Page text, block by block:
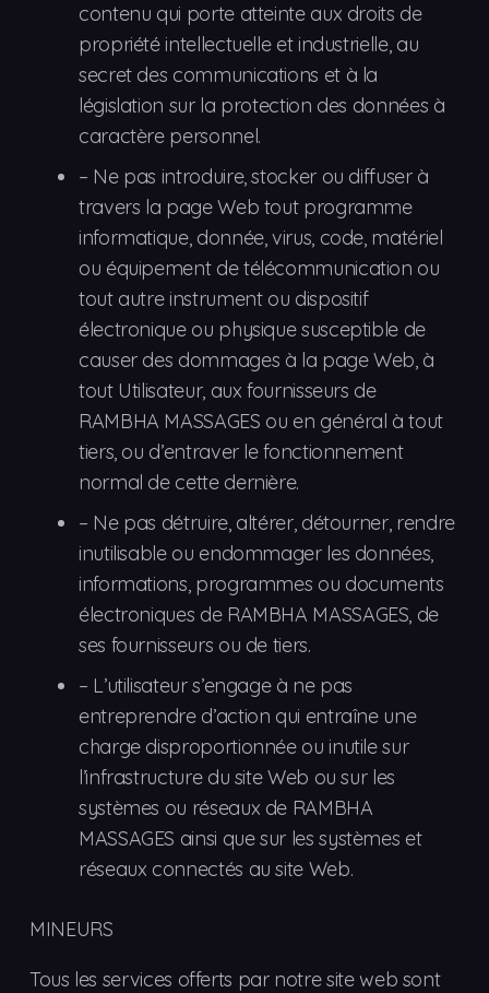
contenu qui porte atteinte aux droits de
propriété intellectuelle et industrielle, au
secret des communications et à la
législation sur la protection des données à
caractère personnel.
– Ne pas introduire, stocker ou diffuser à
travers la page Web tout programme
informatique, donnée, virus, code, matériel
ou équipement de télécommunication ou
tout autre instrument ou dispositif
électronique ou physique susceptible de
causer des dommages à la page Web, à
tout Utilisateur, aux fournisseurs de
RAMBHA MASSAGES ou en général à tout
tiers, ou d’entraver le fonctionnement
normal de cette dernière.
– Ne pas détruire, altérer, détourner, rendre
inutilisable ou endommager les données,
informations, programmes ou documents
électroniques de RAMBHA MASSAGES, de
ses fournisseurs ou de tiers.
– L’utilisateur s’engage à ne pas
entreprendre d’action qui entraîne une
charge disproportionnée ou inutile sur
l’infrastructure du site Web ou sur les
systèmes ou réseaux de RAMBHA
MASSAGES ainsi que sur les systèmes et
réseaux connectés au site Web.
MINEURS
Tous les services offerts par notre site web sont